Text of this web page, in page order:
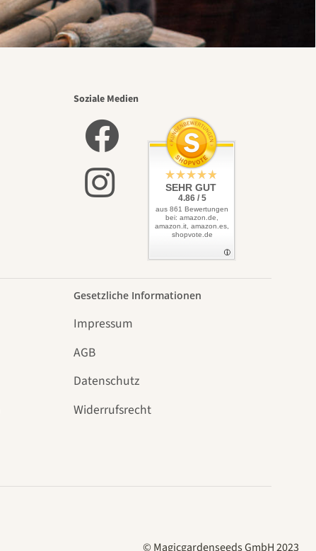
Soziale Medien
SEHR GUT
4.86 / 5
aus 861 Bewertungen
bei: amazon.de,
amazon.it, amazon.es,
shopvote.de
Gesetzliche Informationen
Impressum
AGB
Datenschutz
Widerrufsrecht
© Magicgardenseeds GmbH 2023